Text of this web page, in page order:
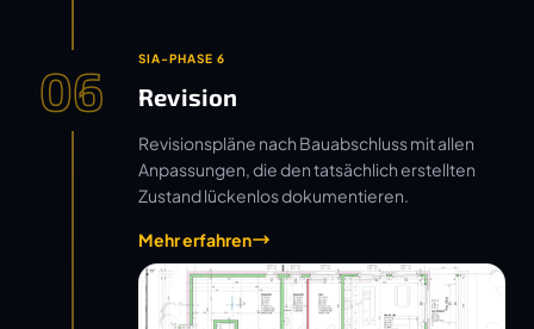
06 SIA-PHASE 6
Revision
Revisionspläne nach Bauabschluss mit allen
Anpassungen, die den tatsächlich erstellten
Zustand lückenlos dokumentieren.
Mehr erfahren